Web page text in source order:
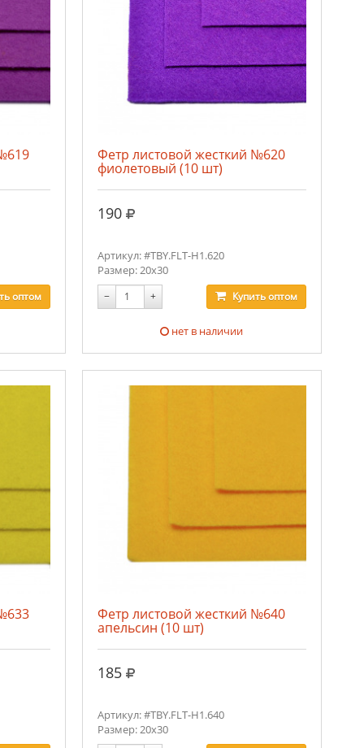
оптом
Фетр листовой жесткий №620
фиолетовый (10 шт)
190 руб.
Артикул: #TBY.FLT-H1.620
Размер: 20х30
− + Купитьоптом
нет в наличии
Фетр листовой жесткий №640
апельсин (10 шт)
185 руб.
Артикул: #TBY.FLT-H1.640
Размер: 20х30